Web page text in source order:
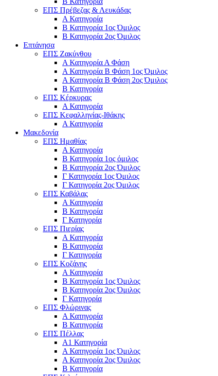
ΕΠΣ Πρέβεζας & Λευκάδας
Α Κατηγορία
Β Κατηγορία 1ος Όμιλος
Β Κατηγορία 2ος Όμιλος
Επτάνησα
ΕΠΣ Ζακύνθου
Α Κατηγορία Α Φάση
Α Κατηγορία Β Φάση 1ος Όμιλος
Α Κατηγορία Β Φάση 2ος Όμιλος
Β Κατηγορία
ΕΠΣ Κέρκυρας
A Κατηγορία
ΕΠΣ Κεφαλληνίας-Ιθάκης
Α Κατηγορία
Μακεδονία
ΕΠΣ Ημαθίας
Α Κατηγορία
Β Κατηγορία 1ος όμιλος
Β Κατηγορία 2ος Όμιλος
Γ Κατηγορία 1ος Όμιλος
Γ Κατηγορία 2ος Όμιλος
ΕΠΣ Καβάλας
Α Κατηγορία
Β Κατηγορία
Γ Κατηγορία
ΕΠΣ Πιερίας
Α Κατηγορία
Β Κατηγορία
Γ Κατηγορία
ΕΠΣ Κοζάνης
Α Κατηγορία
Β Κατηγορία 1ος Όμιλος
Β Κατηγορία 2ος Όμιλος
Γ Κατηγορία
ΕΠΣ Φλώρινας
Α Κατηγορία
Β Κατηγορία
ΕΠΣ Πέλλας
Α1 Κατηγορία
Α Κατηγορία 1ος Όμιλος
Α Κατηγορία 2ος Όμιλος
Β Κατηγορία